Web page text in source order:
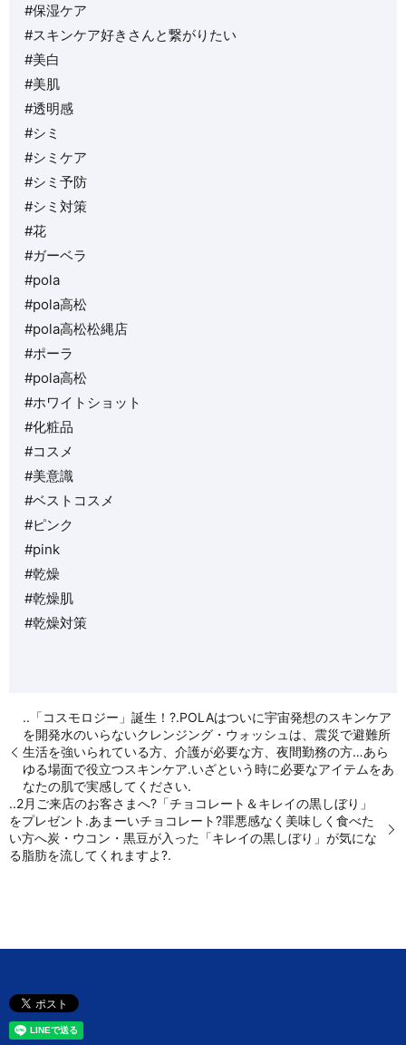
#保湿ケア
#スキンケア好きさんと繋がりたい
#美白
#美肌
#透明感
#シミ
#シミケア
#シミ予防
#シミ対策
#花
#ガーベラ
#pola
#pola高松
#pola高松松縄店
#ポーラ
#pola高松
#ホワイトショット
#化粧品
#コスメ
#美意識
#ベストコスメ
#ピンク
#pink
#乾燥
#乾燥肌
#乾燥対策
..「コスモロジー」誕生！?.POLAはついに宇宙発想のスキンケア
を開発水のいらないクレンジング・ウォッシュは、震災で避難所
生活を強いられている方、介護が必要な方、夜間勤務の方…あら
ゆる場面で役立つスキンケア.いざという時に必要なアイテムをあ
なたの肌で実感してください️.
..2月ご来店のお客さまへ?「チョコレート＆キレイの黒しぼり」
をプレゼント.あまーいチョコレート?罪悪感なく美味しく食べた
い方へ炭・ウコン・黒豆が入った「キレイの黒しぼり」が気にな
る脂肪を流してくれますよ?.